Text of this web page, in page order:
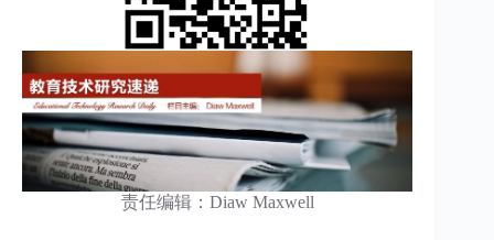
责任编辑：Diaw Maxwell